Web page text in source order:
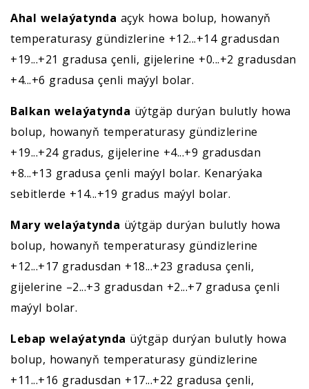
Ahal welaýatynda açyk howa bolup, howanyň
temperaturasy gündizlerine +12...+14 gradusdan
+19...+21 gradusa çenli, gijelerine +0...+2 gradusdan
+4...+6 gradusa çenli maýyl bolar.
Balkan welaýatynda üýtgäp durýan bulutly howa
bolup, howanyň temperaturasy gündizlerine
+19...+24 gradus, gijelerine +4...+9 gradusdan
+8...+13 gradusa çenli maýyl bolar. Kenarýaka
sebitlerde +14...+19 gradus maýyl bolar.
Mary welaýatynda üýtgäp durýan bulutly howa
bolup, howanyň temperaturasy gündizlerine
+12...+17 gradusdan +18...+23 gradusa çenli,
gijelerine –2...+3 gradusdan +2...+7 gradusa çenli
maýyl bolar.
Lebap welaýatynda üýtgäp durýan bulutly howa
bolup, howanyň temperaturasy gündizlerine
+11...+16 gradusdan +17...+22 gradusa çenli,